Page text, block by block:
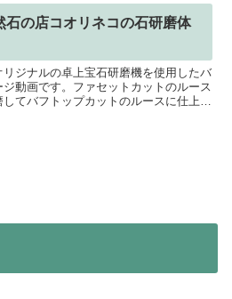
石の店コオリネコの石研磨体
ジナルの卓上宝石研磨機を使用したバ
動画です。ファセットカットのルース
してバフトップカットのルースに仕上げ